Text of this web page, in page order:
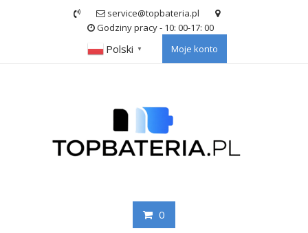
service@topbateria.pl
Godziny pracy - 10: 00-17: 00
Polski ▼ Moje konto
0